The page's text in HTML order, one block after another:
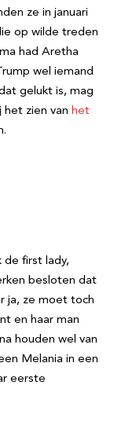
ze in januari
op wilde treden
had Aretha
wel iemand
gelukt is, mag
het zien van het
first lady,
besloten dat
ja, ze moet toch
en haar man
houden wel van
Melania in een
eerste